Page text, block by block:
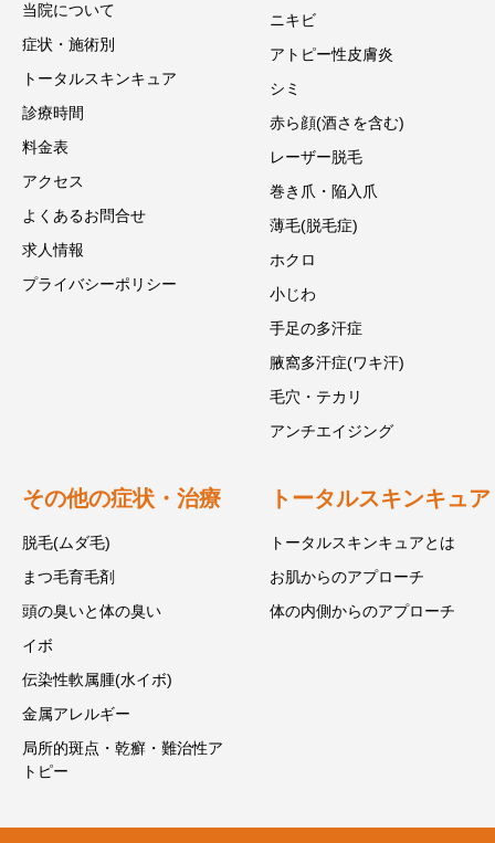
当院について
症状・施術別
トータルスキンキュア
診療時間
料金表
アクセス
よくあるお問合せ
求人情報
プライバシーポリシー
ニキビ
アトピー性皮膚炎
シミ
赤ら顔(酒さを含む)
レーザー脱毛
巻き爪・陥入爪
薄毛(脱毛症)
ホクロ
小じわ
手足の多汗症
腋窩多汗症(ワキ汗)
毛穴・テカリ
アンチエイジング
その他の症状・治療
脱毛(ムダ毛)
まつ毛育毛剤
頭の臭いと体の臭い
イボ
伝染性軟属腫(水イボ)
金属アレルギー
局所的斑点・乾癬・難治性ア
トピー
トータルスキンキュア
トータルスキンキュアとは
お肌からのアプローチ
体の内側からのアプローチ